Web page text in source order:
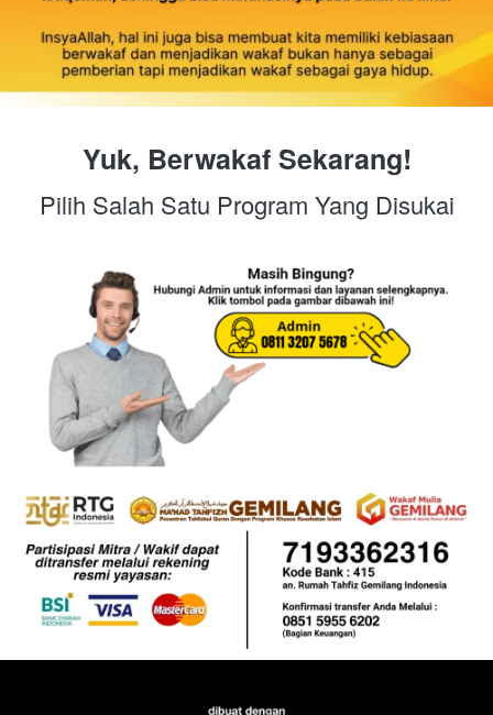
Yuk, Berwakaf Sekarang!
Pilih Salah Satu Program Yang Disukai